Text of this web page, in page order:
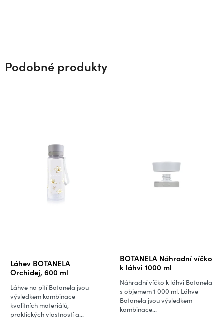
Podobné produkty
Láhev BOTANELA
Orchidej, 600 ml
Láhve na pití Botanela jsou
výsledkem kombinace
kvalitních materiálů,
praktických vlastností a...
BOTANELA Náhradní víčko
k láhvi 1000 ml
Průměrné
hodnocení
produktu
je
5,0
Náhradní víčko k láhvi Botanela
s objemem 1 000 ml. Láhve
Botanela jsou výsledkem
kombinace...